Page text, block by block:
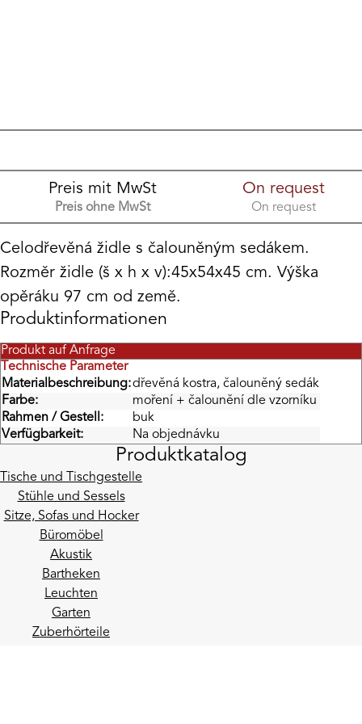
Celodřevěná židle s čalouněným sedákem.
Rozměr židle (š x h x v):45x54x45 cm. Výška
opěráku 97 cm od země.
Preis mit MwSt On request
Preis ohne MwSt On request
Produktinformationen
Technische Parameter
Produkt auf Anfrage
Materialbeschreibung:dřevěná kostra, čalouněný sedák
Farbe:
moření + čalounění dle vzorníku
Rahmen / Gestell:
buk
Verfügbarkeit:
Na objednávku
Produktkatalog
Tische und Tischgestelle
Stühle und Sessels
Sitze, Sofas und Hocker
Büromöbel
Akustik
Bartheken
Leuchten
Garten
Zuberhörteile